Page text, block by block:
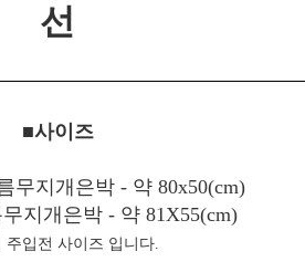
선
■사이즈
무지개은박 - 약 80x50(cm)
지개은박 - 약 81X55(cm)
입전 사이즈 입니다.